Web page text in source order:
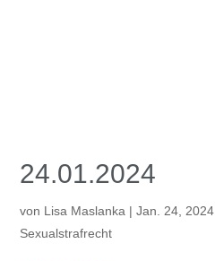
24.01.2024
von Lisa Maslanka |Jan. 24, 2024
Sexualstrafrecht